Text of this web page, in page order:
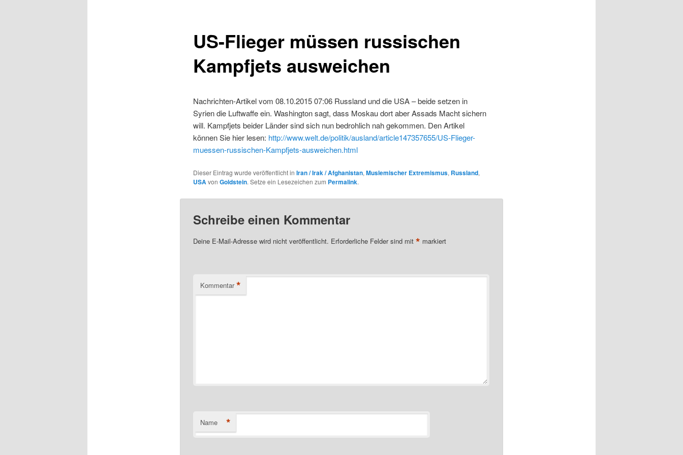
US-Flieger müssen russischen
Kampfjets ausweichen
Nachrichten-Artikel vom 08.10.2015 07:06 Russland und die USA – beide setzen in
Syrien die Luftwaffe ein. Washington sagt, dass Moskau dort aber Assads Macht sichern
will. Kampfjets beider Länder sind sich nun bedrohlich nah gekommen. Den Artikel
können Sie hier lesen: http://www.welt.de/politik/ausland/article147357655/US-Flieger-
muessen-russischen-Kampfjets-ausweichen.html
Dieser Eintrag wurde veröffentlicht in Iran / Irak / Afghanistan, Muslemischer Extremismus, Russland,
USAvon Goldstein. Setze ein Lesezeichen zum Permalink.
Schreibe einen Kommentar
Deine E-Mail-Adresse wird nicht veröffentlicht. Erforderliche Felder sind mit * markiert
Kommentar *
Name *